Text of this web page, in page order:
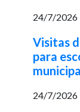
24/7/2026
Visitas
para
24/7/2026